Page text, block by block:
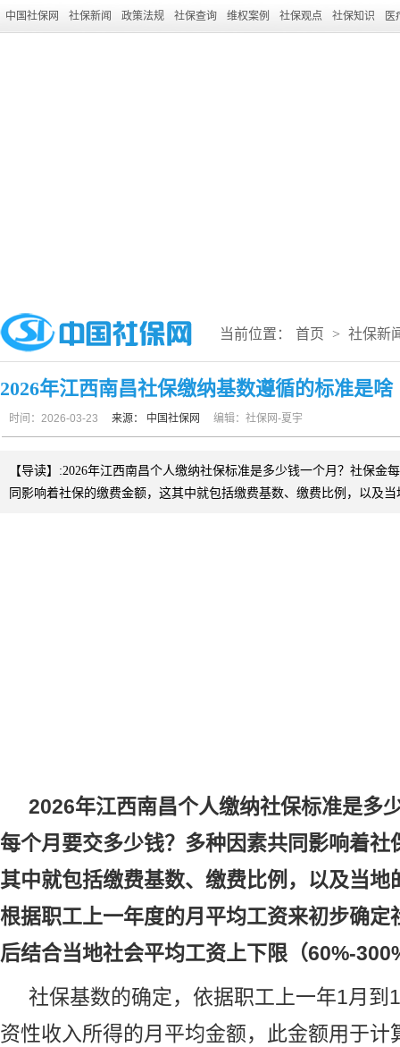
中国社保网 社保新闻 政策法规 社保查询 维权案例 社保观点 社保知识 医
当前位置： 首页 > 社保新
2026年江西南昌社保缴纳基数遵循的标准是啥
时间：2026-03-23 来源： 中国社保网 编辑：社保网-夏宇
【导读】:2026年江西南昌个人缴纳社保标准是多少钱一个月？社保金
同影响着社保的缴费金额，这其中就包括缴费基数、缴费比例，以及
2026年江西南昌个人缴纳社保标准是多
每个月要交多少钱？多种因素共同影响着社
其中就包括缴费基数、缴费比例，以及当地
根据职工上一年度的月平均工资来初步确定
后结合当地社会平均工资上下限（60%-
社保基数的确定，依据职工上一年1月到
资性收入所得的月平均金额，此金额用于计